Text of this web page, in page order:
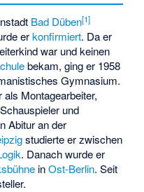
Bad Düben[1]
erkonfirmiert. Da er
war und keinen
bekam, ging er 1958
Gymnasium.
als Montagearbeiter,
und
Abitur an der
studierte er zwischen
. Danach wurde er
inOst-Berlin. Seit